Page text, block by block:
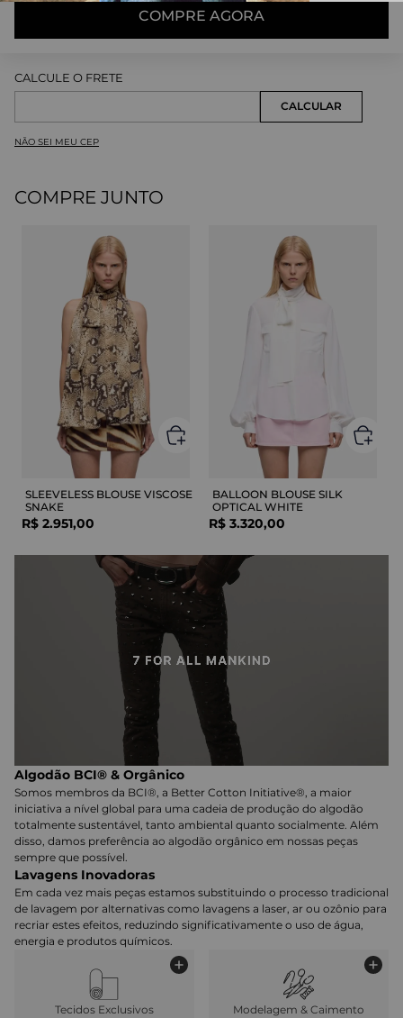
COMPRE AGORA
NÃO SEI MEU CEP
COMPRE JUNTO
SLEEVELESS BLOUSE VISCOSE
SNAKE
R$ 2.951,00
BALLOON BLOUSE SILK
OPTICAL WHITE
R$ 3.320,00
Algodão BCI® & Orgânico
Somos membros da BCI®, a Better Cotton Initiative®, a maior
iniciativa a nível global para uma cadeia de produção do algodão
totalmente sustentável, tanto ambiental quanto socialmente. Além
disso, damos preferência ao algodão orgânico em nossas peças
sempre que possível.
Lavagens Inovadoras
Em cada vez mais peças estamos substituindo o processo tradicional
de lavagem por alternativas como lavagens a laser, ar ou ozônio para
recriar estes efeitos, reduzindo significativamente o uso de água,
energia e produtos químicos.
Tecidos Exclusivos Modelagem & Caimento